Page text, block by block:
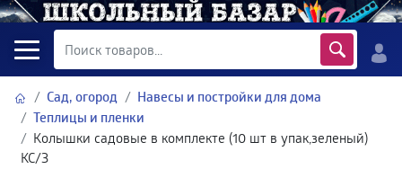
Сад, огород
Навесы и постройки для дома
Теплицы и пленки
Колышки садовые в комплекте (10 шт в упак,зеленый)
КС/З